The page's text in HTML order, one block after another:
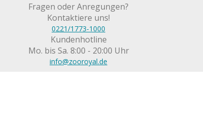
Fragen oder Anregungen?
Kontaktiere uns!
0221/1773-1000
Kundenhotline
Mo. bis Sa. 8:00 - 20:00 Uhr
info@zooroyal.de